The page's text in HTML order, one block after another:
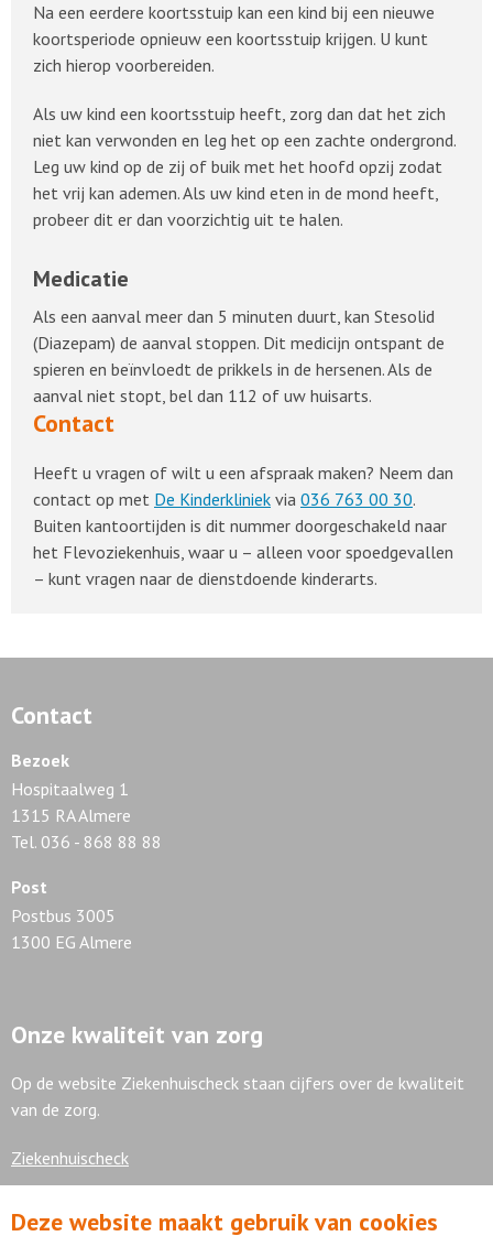
Na een eerdere koortsstuip kan een kind bij een nieuwe
koortsperiode opnieuw een koortsstuip krijgen. U kunt
zich hierop voorbereiden.
Als uw kind een koortsstuip heeft, zorg dan dat het zich
niet kan verwonden en leg het op een zachte ondergrond.
Leg uw kind op de zij of buik met het hoofd opzij zodat
het vrij kan ademen. Als uw kind eten in de mond heeft,
probeer dit er dan voorzichtig uit te halen.
Medicatie
Als een aanval meer dan 5 minuten duurt, kan Stesolid
(Diazepam) de aanval stoppen. Dit medicijn ontspant de
spieren en beïnvloedt de prikkels in de hersenen. Als de
aanval niet stopt, bel dan 112 of uw huisarts.
Contact
Heeft u vragen of wilt u een afspraak maken? Neem dan
contact op met De Kinderkliniek via 036 763 00 30.
Buiten kantoortijden is dit nummer doorgeschakeld naar
het Flevoziekenhuis, waar u – alleen voor spoedgevallen
– kunt vragen naar de dienstdoende kinderarts.
Contact
Bezoek
Hospitaalweg 1
1315 RA Almere
Tel. 036 - 868 88 88
Post
Postbus 3005
1300 EG Almere
Onze kwaliteit van zorg
Op de website Ziekenhuischeck staan cijfers over de kwaliteit
van de zorg.
Ziekenhuischeck
Deze website maakt gebruik van cookies